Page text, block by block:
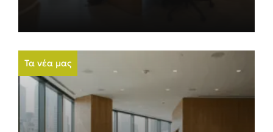
Τα νέα μας